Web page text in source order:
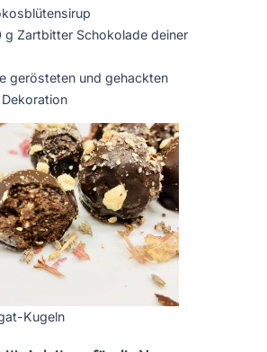
g Zartbitter Schokolade deiner
gerösteten und gehackten
Kugeln